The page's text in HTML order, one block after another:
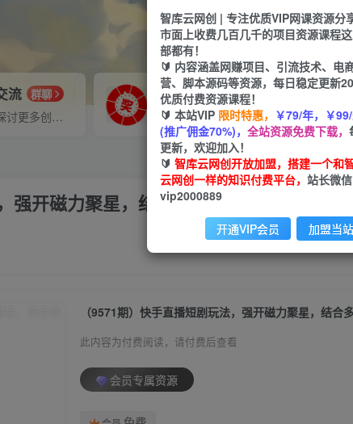
流 群聊
研究探讨更多创业项目路子。
VIP推广
70%分佣
会员专属推广链接
招
强开磁力聚星，结合多种变现方式日入600+
（9571期）快手直播短剧玩法，强开磁力聚星，结合
此内容为付费阅读，请付费后查看
会员专属资源
智库云网创 | 专注优质VIP网课资源分享
市面上收费几百几千的项目资源课程
部都有！
🔰 内容涵盖网赚项目、引流技术、电
营、脚本源码等资源，每日稳定更新
优质付费资源课程！
🔰 本站VIP 限时特惠， ￥79/年，￥
(推广佣金70%)， 全站资源免费下载，
更新，欢迎加入！
🔰 智库云网创开放加盟，搭建一个和
云网创一样的知识付费平台， 站长微信
vip2000889
开通VIP会员 加盟当